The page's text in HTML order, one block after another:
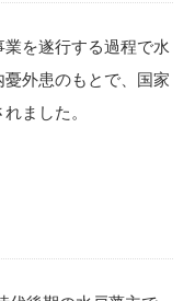
業を遂行する過程で水
外患のもとで、国家
ました。